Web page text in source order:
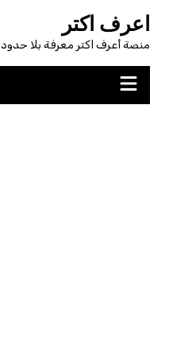
المحتوى
اعرف اكتر
منصة أعرف اكتر معرفة بلا حدود